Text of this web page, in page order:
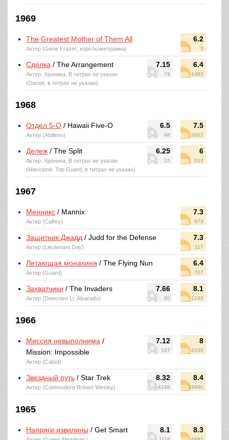
1969
6.2
5
The Greatest Mother of Them All
Актер (Gene Frazer; короткометражка)
7.15
79
6.4
1483
Сделка / The Arrangement
Актер: Хроника, В титрах не указан
(Doctor, в титрах не указан)
1968
6.5
48
7.5
3002
Отдел 5-O / Hawaii Five-O
Актер (Abilleno)
6.25
22
6
614
Дележ / The Split
Актер: Хроника, В титрах не указан
(Maccione: Top Guard, в титрах не указан)
1967
7.3
973
Менникс / Mannix
Актер (Caffey)
7.3
117
Защитник Джадд / Judd for the Defense
Актер (Lieutenant Day)
6.4
707
Летающая монахиня / The Flying Nun
Актер (Guard)
7.66
80
8.1
1240
Захватчики / The Invaders
Актер (Detective Lt. Alvarado)
1966
7.12
167
8
4030
Миссия невыполнима /
Mission: Impossible
Актер (Cabot)
8.32
4196
8.4
34986
Звездный путь / Star Trek
Актер (Commodore Robert Wesley)
1965
8.1 8.3
Напряги извилины / Get Smart